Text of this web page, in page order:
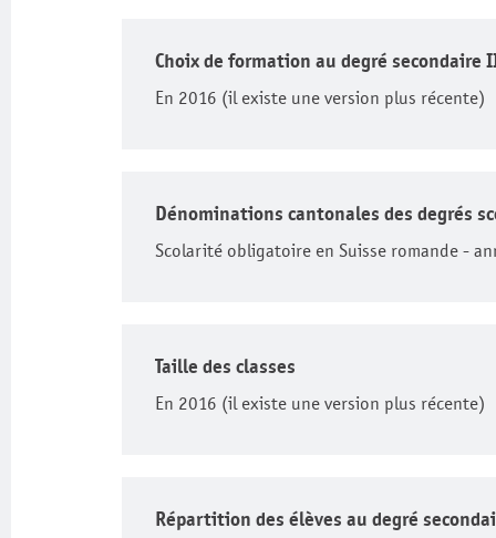
Choix de formation au degré secondaire
En 2016 (il existe une version plus récente)
Dénominations cantonales des degrés
Scolarité obligatoire en Suisse romande -
Taille des classes
En 2016 (il existe une version plus récente)
Répartition des élèves au degré